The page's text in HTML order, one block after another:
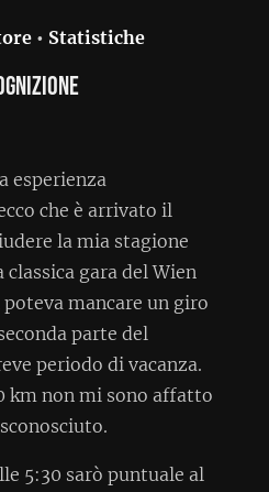
• Statistiche
esperienza
che è arrivato il
la mia stagione
gara del Wien
mancare un giro
parte del
periodo di vacanza.
km non mi sono affatto
5:30 sarò puntuale al